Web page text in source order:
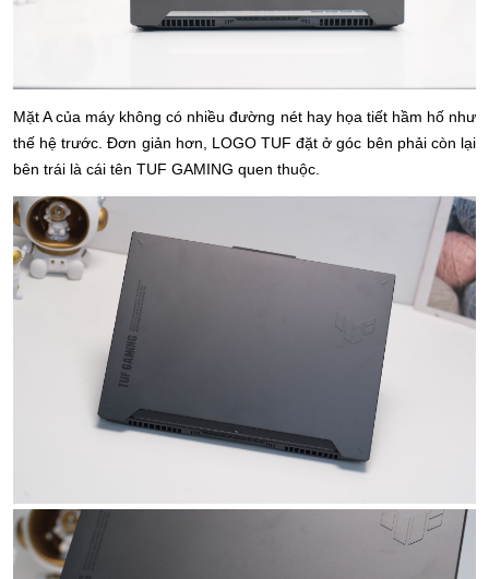
Mặt A của máy không có nhiều đường nét hay họa tiết hầm hố như
thế hệ trước. Đơn giản hơn, LOGO TUF đặt ở góc bên phải còn lại
bên trái là cái tên TUF GAMING quen thuộc.